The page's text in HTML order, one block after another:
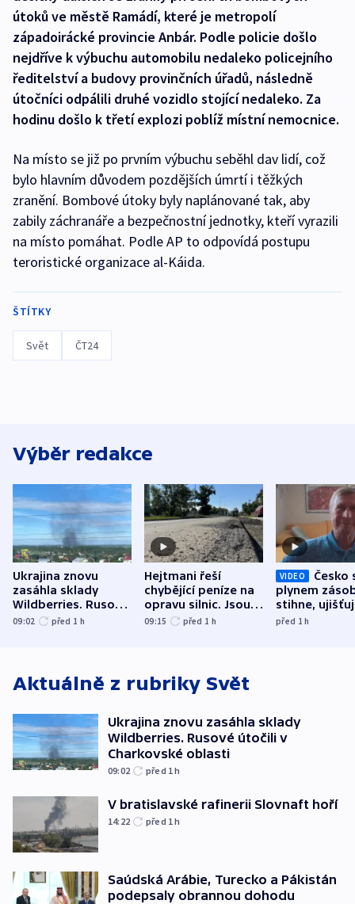
útoků ve městě Ramádí, které je metropolí
západoirácké provincie Anbár. Podle policie došlo
nejdříve k výbuchu automobilu nedaleko policejního
ředitelství a budovy provinčních úřadů, následně
útočníci odpálili druhé vozidlo stojící nedaleko. Za
hodinu došlo k třetí explozi poblíž místní nemocnice.
Na místo se již po prvním výbuchu seběhl dav lidí, což
bylo hlavním důvodem pozdějších úmrtí i těžkých
zranění. Bombové útoky byly naplánované tak, aby
zabily záchranáře a bezpečnostní jednotky, kteří vyrazili
na místo pomáhat. Podle AP to odpovídá postupu
teroristické organizace al-Káida.
ŠTÍTKY
Svět ČT24
Výběr redakce
Ukrajina znovu
zasáhla sklady
Wildberries. Rusové
útočili v Charkovské
09:02 před 1 h
Hejtmani řeší
chybějící peníze na
opravu silnic. Jsou
nenárokové, namítá
09:15 před 1 h
VIDEO
Česko
plynem
stihne,
expert.
před 1h
Aktuálně z rubriky Svět
Ukrajina znovu zasáhla sklady
Wildberries. Rusové útočili v
Charkovské oblasti
09:02 před 1h
V bratislavské rafinerii Slovnaft hoří
14:22 před 1h
Saúdská Arábie, Turecko a Pákistán
podepsaly obrannou dohodu